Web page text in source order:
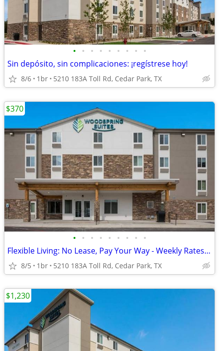
• • • • • • • • •
Sin depósito, sin complicaciones: ¡regístrese hoy!
8/6 1br 5210 183A Toll Rd, Cedar Park, TX
• • • • • • • • •
Flexible Living: No Lease, Pay Your Way - Weekly Rates Available!
8/5 1br 5210 183A Toll Rd, Cedar Park, TX
$370
$1,230